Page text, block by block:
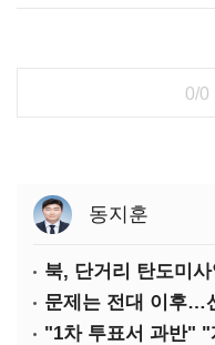
0/0
동지훈